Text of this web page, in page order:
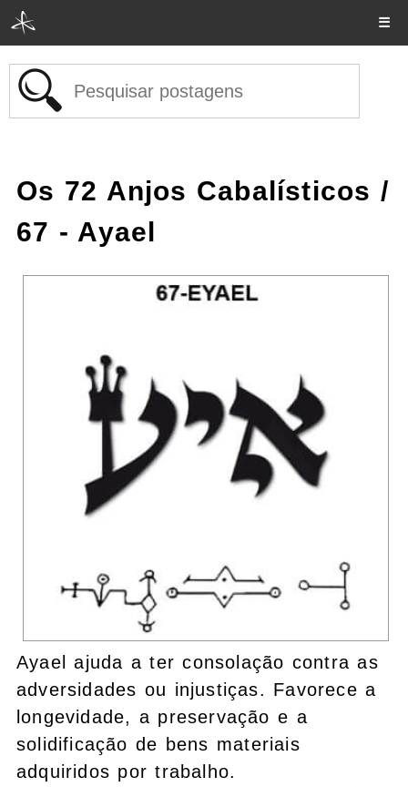
☰
Os 72 Anjos Cabalísticos /
67 - Ayael
Ayael ajuda a ter consolação contra as
adversidades ou injustiças. Favorece a
longevidade, a preservação e a
solidificação de bens materiais
adquiridos por trabalho.